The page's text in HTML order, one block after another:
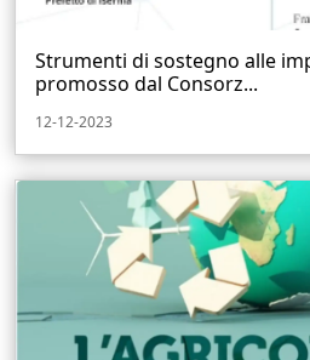
Strumenti di sostegno alle
promosso dal Consorz...
12-12-2023